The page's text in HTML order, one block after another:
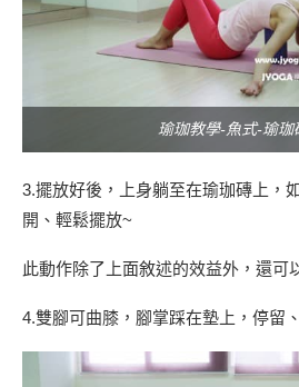
瑜珈教學-魚式-瑜珈
3.擺放好後，上身躺至在瑜珈磚上，
開、輕鬆擺放~
此動作除了上面敘述的效益外，還可
4.雙腳可曲膝，腳掌踩在墊上，停留